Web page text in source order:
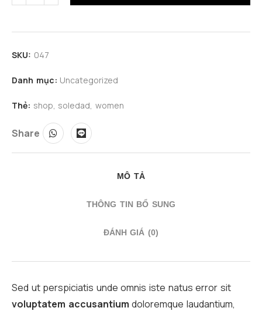
SKU: 047
Danh mục: Uncategorized
Thẻ: shop soledad women
Share
MÔ TẢ
THÔNG TIN BỔ SUNG
ĐÁNH GIÁ (0)
Sed ut perspiciatis unde omnis iste natus error sit
voluptatem accusantium doloremque laudantium,